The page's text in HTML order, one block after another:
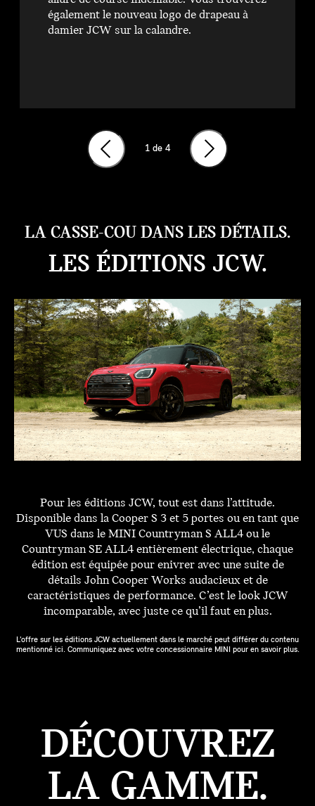
également le nouveau logo de drapeau à
damier JCW sur la calandre.
1 de 4
LA CASSE-COU DANS LES DÉTAILS.
LES ÉDITIONS JCW.
Pour les éditions JCW, tout est dans l’attitude.
Disponible dans la Cooper S 3 et 5 portes ou en tant que
VUS dans le MINI Countryman S ALL4 ou le
Countryman SE ALL4 entièrement électrique, chaque
édition est équipée pour enivrer avec une suite de
détails John Cooper Works audacieux et de
caractéristiques de performance. C’est le look JCW
incomparable, avec juste ce qu’il faut en plus.
L’offre sur les éditions JCW actuellement dans le marché peut différer du contenu
mentionné ici. Communiquez avec votre concessionnaire MINI pour en savoir plus.
DÉCOUVREZ
LA GAMME.